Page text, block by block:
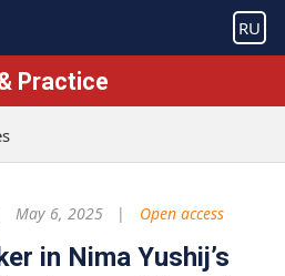
RU
Practice
May 6, 2025 Open access
in Nima Yushij’s